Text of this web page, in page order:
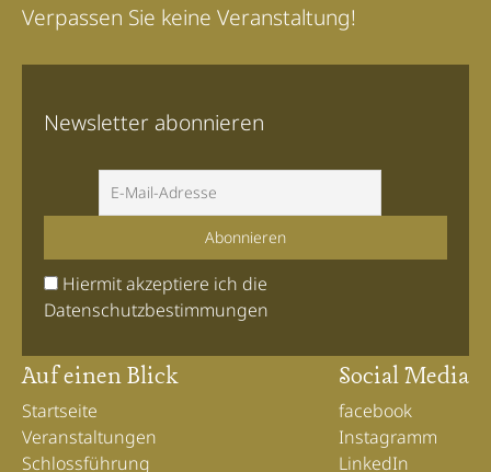
Verpassen Sie keine Veranstaltung!
Newsletter abonnieren
Hiermit akzeptiere ich die
Datenschutzbestimmungen
Auf einen Blick
Startseite
Veranstaltungen
Schlossführung
Social Media
facebook
Instagramm
LinkedIn